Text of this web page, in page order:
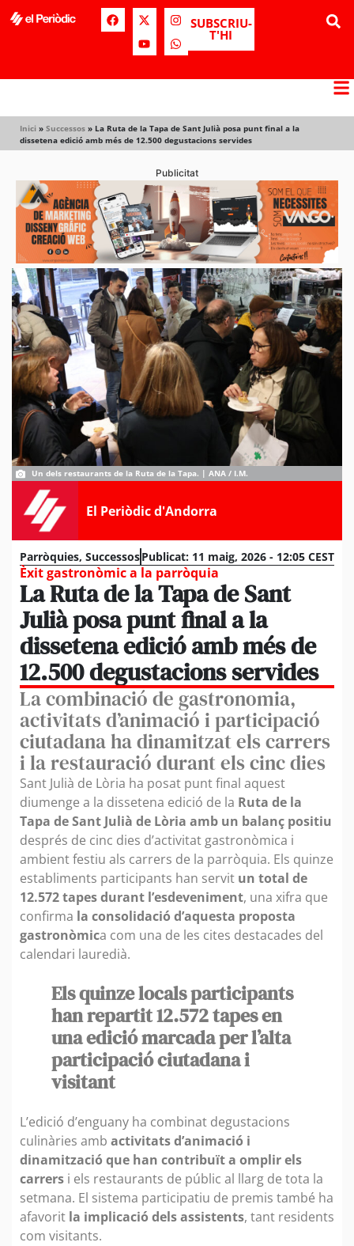
SUBSCRIU-
T'HI
Inici » Successos » La Ruta de la Tapa de Sant Julià posa punt final a la
dissetena edició amb més de 12.500 degustacions servides
Publicitat
Un dels restaurants de la Ruta de la Tapa. | ANA / I.M.
El Periòdic d'Andorra
Parròquies, SuccessosPublicat: 11 maig, 2026 - 12:05 CEST
Èxit gastronòmic a la parròquia
La Ruta de la Tapa de Sant
Julià posa punt final a la
dissetena edició amb més de
12.500 degustacions servides
La combinació de gastronomia,
activitats d’animació i participació
ciutadana ha dinamitzat els carrers
i la restauració durant els cinc dies
Sant Julià de Lòria ha posat punt final aquest
diumenge a la dissetena edició de la Ruta de la
Tapa de Sant Julià de Lòria amb un balanç positiu
després de cinc dies d’activitat gastronòmica i
ambient festiu als carrers de la parròquia. Els quinze
establiments participants han servit un total de
12.572 tapes durant l’esdeveniment, una xifra que
confirma la consolidació d’aquesta proposta
gastronòmica com una de les cites destacades del
calendari lauredià.
Els quinze locals participants
han repartit 12.572 tapes en
una edició marcada per l’alta
participació ciutadana i
visitant
L’edició d’enguany ha combinat degustacions
culinàries amb activitats d’animació i
dinamització que han contribuït a omplir els
carrers i els restaurants de públic al llarg de tota la
setmana. El sistema participatiu de premis també ha
afavorit la implicació dels assistents, tant residents
com visitants.